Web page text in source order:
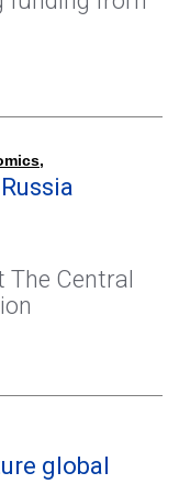
,
The Central
global